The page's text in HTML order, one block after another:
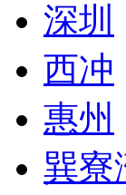
深圳
西冲
惠州
巽寮